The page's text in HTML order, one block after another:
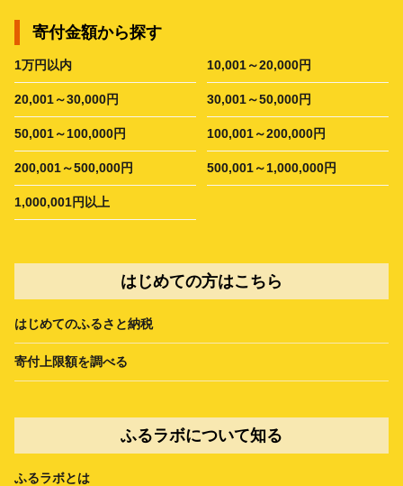
寄付金額から探す
1万円以内 10,001～20,000円
20,001～30,000円 30,001～50,000円
50,001～100,000円 100,001～200,000円
200,001～500,000円 500,001～1,000,000円
1,000,001円以上
はじめての方はこちら
はじめてのふるさと納税
寄付上限額を調べる
ふるラボについて知る
ふるラボとは